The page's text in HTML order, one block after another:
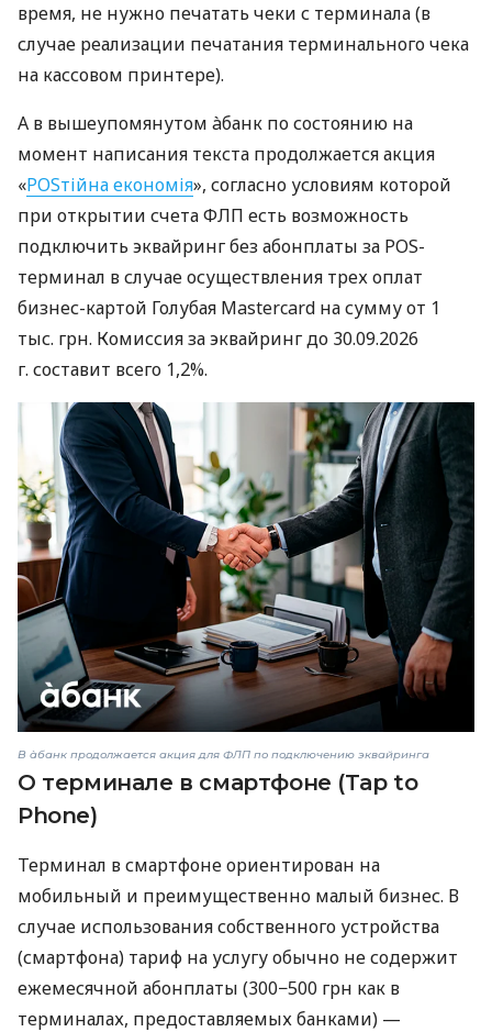
время, не нужно печатать чеки с терминала (в
случае реализации печатания терминального чека
на кассовом принтере).
А в вышеупомянутом àбанк по состоянию на
момент написания текста продолжается акция
«POSтійна економія», согласно условиям которой
при открытии счета ФЛП есть возможность
подключить эквайринг без абонплаты за POS-
терминал в случае осуществления трех оплат
бизнес-картой Голубая Mastercard на сумму от 1
тыс. грн. Комиссия за эквайринг до 30.09.2026
г. составит всего 1,2%.
В àбанк продолжается акция для ФЛП по подключению эквайринга
О терминале в смартфоне (Tap to
Phone)
Терминал в смартфоне ориентирован на
мобильный и преимущественно малый бизнес. В
случае использования собственного устройства
(смартфона) тариф на услугу обычно не содержит
ежемесячной абонплаты (300−500 грн как в
терминалах, предоставляемых банками) —